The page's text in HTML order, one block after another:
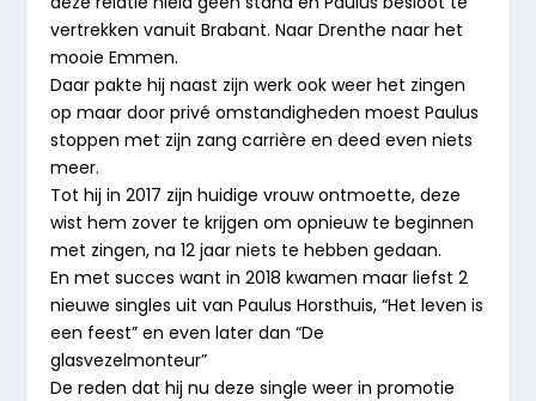
vertrekken vanuit Brabant. Naar Drenthe naar het
mooie Emmen.
Daar pakte hij naast zijn werk ook weer het zingen
op maar door privé omstandigheden moest Paulus
stoppen met zijn zang carrière en deed even niets
meer.
Tot hij in 2017 zijn huidige vrouw ontmoette, deze
wist hem zover te krijgen om opnieuw te beginnen
met zingen, na 12 jaar niets te hebben gedaan.
En met succes want in 2018 kwamen maar liefst 2
nieuwe singles uit van Paulus Horsthuis, “Het leven is
een feest” en even later dan “De
glasvezelmonteur”
De reden dat hij nu deze single weer in promotie